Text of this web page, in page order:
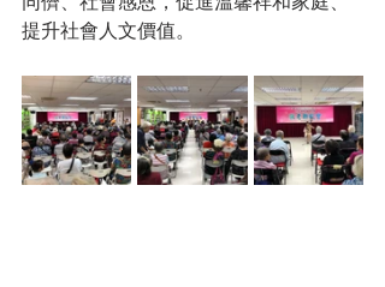
提升社會人文價值。